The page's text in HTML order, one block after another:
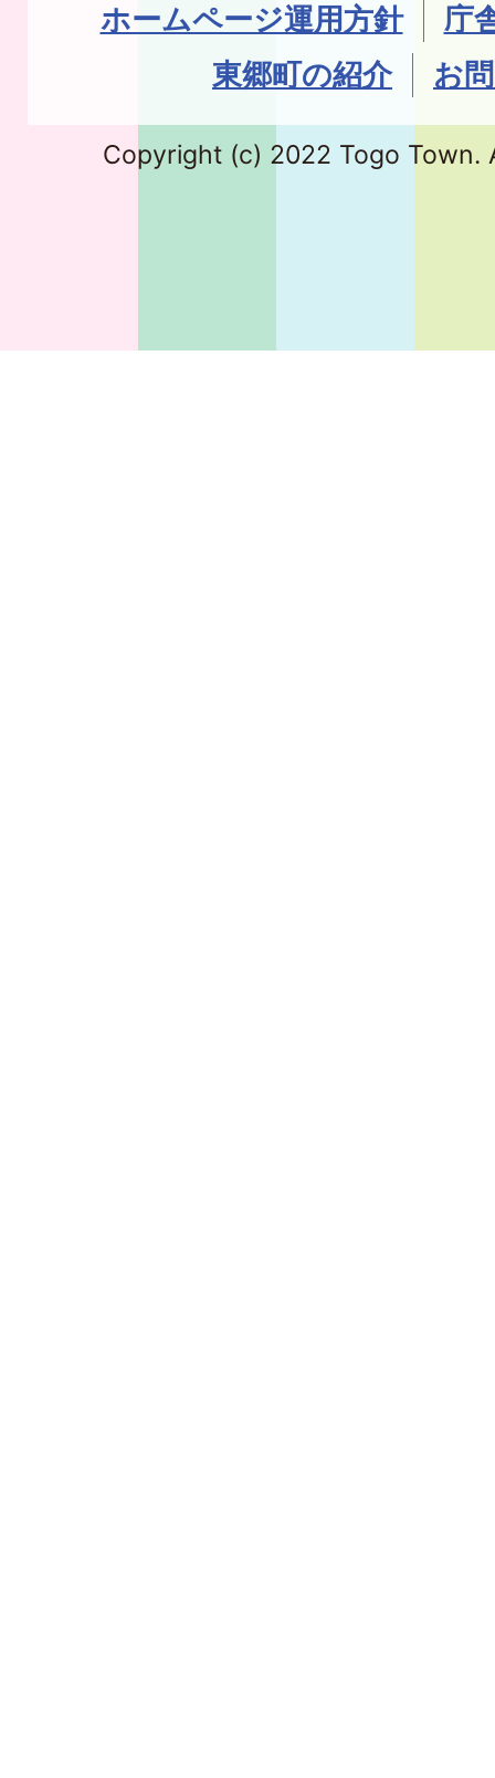
ホームページ運用方針
庁
東郷町の紹介
お
Copyright (c) 2022 Togo Town.